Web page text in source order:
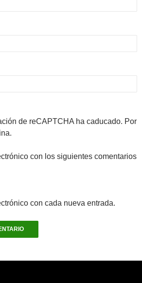
de reCAPTCHA ha caducado. Por
con los siguientes comentarios
con cada nueva entrada.